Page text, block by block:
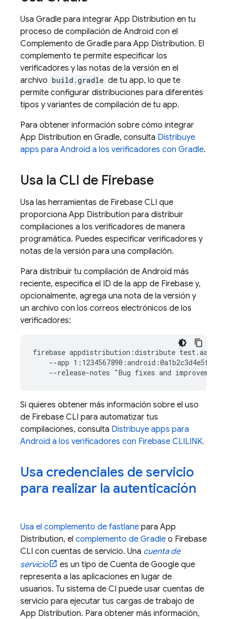
Usa Gradle para integrar App Distribution en tu
proceso de compilación de Android con el
Complemento de Gradle para App Distribution. El
complemento te permite especificar los
verificadores y las notas de la versión en el
archivo build.gradle de tu app, lo que te
permite configurar distribuciones para diferentes
tipos y variantes de compilación de tu app.
Para obtener información sobre cómo integrar
App Distribution en Gradle, consulta Distribuye
apps para Android a los verificadores con Gradle.
Usa la CLI de Firebase
Usa las herramientas de Firebase CLI que
proporciona App Distribution para distribuir
compilaciones a los verificadores de manera
programática. Puedes especificar verificadores y
notas de la versión para una compilación.
Para distribuir tu compilación de Android más
reciente, especifica el ID de la app de Firebase y,
opcionalmente, agrega una nota de la versión y
un archivo con los correos electrónicos de los
verificadores:
firebase appdistribution:distribute test.aab  \
--app
Si quieres obtener más información sobre el uso
de Firebase CLI para automatizar tus
compilaciones, consulta Distribuye apps para
Android a los verificadores con Firebase CLI​LINK.
Usa credenciales de servicio
para realizar la autenticación
Usa el complemento de fastlane para App
Distribution, el complemento de Gradle o Firebase
CLI con cuentas de servicio. Una cuenta de
servicio
es un tipo de Cuenta de Google que
representa a las aplicaciones en lugar de
usuarios. Tu sistema de CI puede usar cuentas de
servicio para ejecutar tus cargas de trabajo de
App Distribution. Para obtener más información,